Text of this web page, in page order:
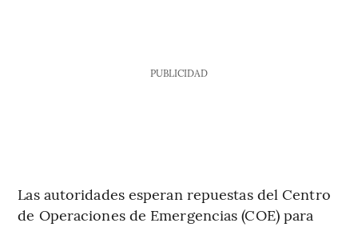
PUBLICIDAD
Las autoridades esperan repuestas del Centro
de Operaciones de Emergencias (COE) para